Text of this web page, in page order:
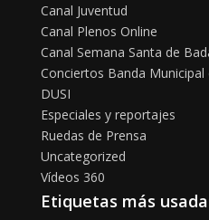
Canal Juventud
Canal Plenos Online
Canal Semana Santa de
Conciertos Banda
DUSI
Especiales y reportajes
Ruedas de Prensa
Uncategorized
Vídeos 360
Etiquetas más